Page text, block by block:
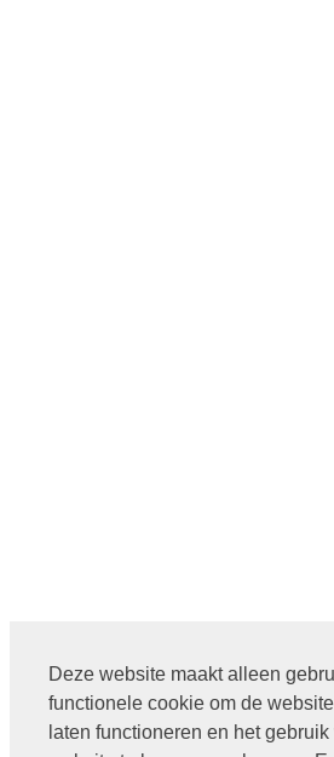
Deze website maakt alleen
functionele cookie om de
laten functioneren en het